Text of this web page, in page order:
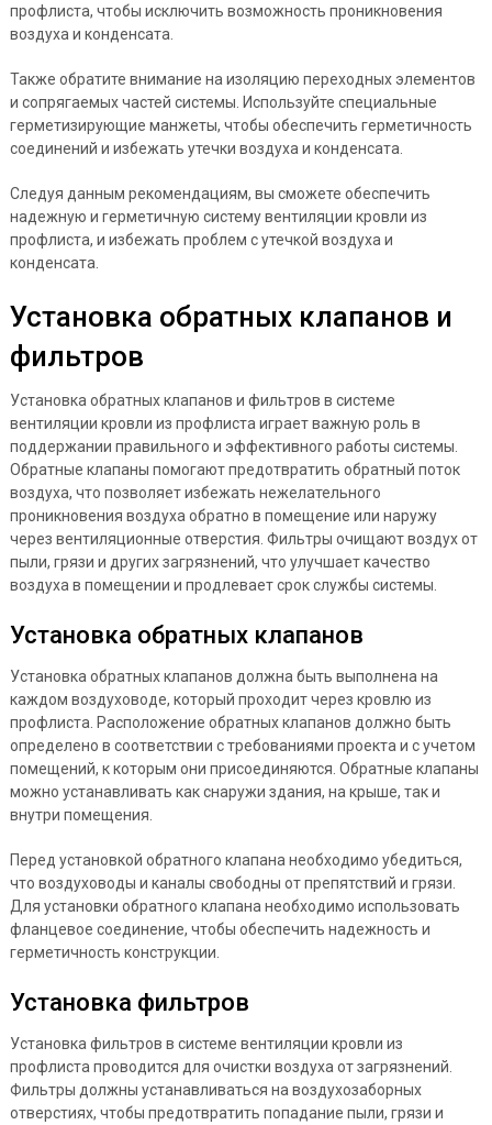
профлиста, чтобы исключить возможность проникновения
воздуха и конденсата.
Также обратите внимание на изоляцию переходных элементов
и сопрягаемых частей системы. Используйте специальные
герметизирующие манжеты, чтобы обеспечить герметичность
соединений и избежать утечки воздуха и конденсата.
Следуя данным рекомендациям, вы сможете обеспечить
надежную и герметичную систему вентиляции кровли из
профлиста, и избежать проблем с утечкой воздуха и
конденсата.
Установка обратных клапанов и
фильтров
Установка обратных клапанов и фильтров в системе
вентиляции кровли из профлиста играет важную роль в
поддержании правильного и эффективного работы системы.
Обратные клапаны помогают предотвратить обратный поток
воздуха, что позволяет избежать нежелательного
проникновения воздуха обратно в помещение или наружу
через вентиляционные отверстия. Фильтры очищают воздух от
пыли, грязи и других загрязнений, что улучшает качество
воздуха в помещении и продлевает срок службы системы.
Установка обратных клапанов
Установка обратных клапанов должна быть выполнена на
каждом воздуховоде, который проходит через кровлю из
профлиста. Расположение обратных клапанов должно быть
определено в соответствии с требованиями проекта и с учетом
помещений, к которым они присоединяются. Обратные клапаны
можно устанавливать как снаружи здания, на крыше, так и
внутри помещения.
Перед установкой обратного клапана необходимо убедиться,
что воздуховоды и каналы свободны от препятствий и грязи.
Для установки обратного клапана необходимо использовать
фланцевое соединение, чтобы обеспечить надежность и
герметичность конструкции.
Установка фильтров
Установка фильтров в системе вентиляции кровли из
профлиста проводится для очистки воздуха от загрязнений.
Фильтры должны устанавливаться на воздухозаборных
отверстиях, чтобы предотвратить попадание пыли, грязи и